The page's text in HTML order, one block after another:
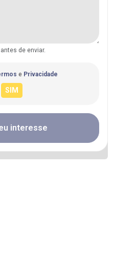
de enviar.
e Privacidade
interesse